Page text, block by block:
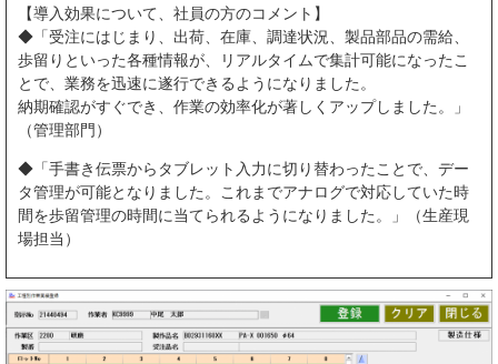
【導入効果について、社員の方のコメント】
◆「受注にはじまり、出荷、在庫、調達状況、製品部品の需給、
歩留りといった各種情報が、リアルタイムで集計可能になったこ
とで、業務を迅速に遂行できるようになりました。
納期確認がすぐでき、作業の効率化が著しくアップしました。」
（管理部門）
◆「手書き伝票からタブレット入力に切り替わったことで、デー
タ管理が可能となりました。これまでアナログで対応していた時
間を歩留管理の時間に当てられるようになりました。」（生産現
場担当）